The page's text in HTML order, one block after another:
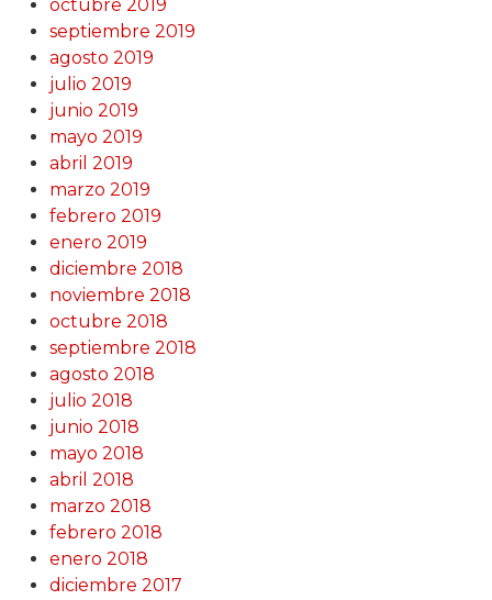
octubre 2019
septiembre 2019
agosto 2019
julio 2019
junio 2019
mayo 2019
abril 2019
marzo 2019
febrero 2019
enero 2019
diciembre 2018
noviembre 2018
octubre 2018
septiembre 2018
agosto 2018
julio 2018
junio 2018
mayo 2018
abril 2018
marzo 2018
febrero 2018
enero 2018
diciembre 2017